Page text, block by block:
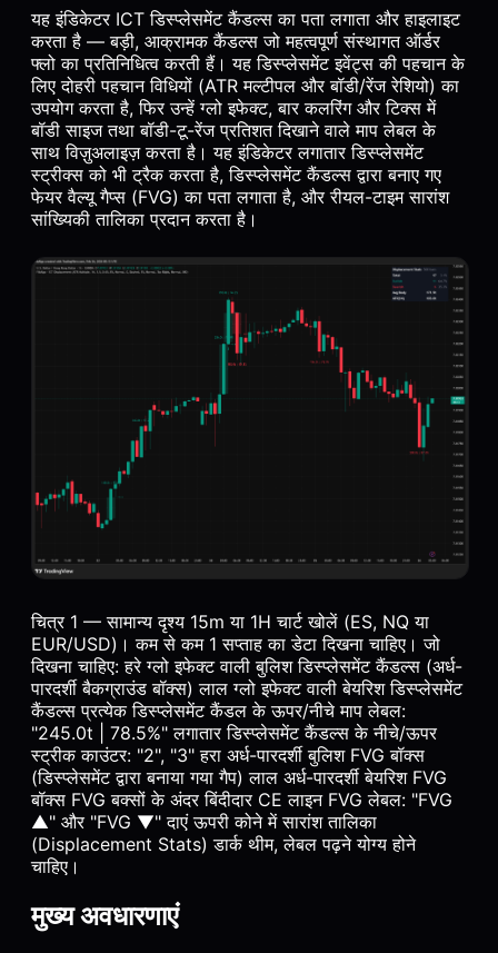
यह इंडिकेटर ICT डिस्प्लेसमेंट कैंडल्स का पता लगाता और हाइलाइट
करता है — बड़ी, आक्रामक कैंडल्स जो महत्वपूर्ण संस्थागत ऑर्डर
फ्लो का प्रतिनिधित्व करती हैं। यह डिस्प्लेसमेंट इवेंट्स की पहचान के
लिए दोहरी पहचान विधियों (ATR मल्टीपल और बॉडी/रेंज रेशियो) का
उपयोग करता है, फिर उन्हें ग्लो इफेक्ट, बार कलरिंग और टिक्स में
बॉडी साइज तथा बॉडी-टू-रेंज प्रतिशत दिखाने वाले माप लेबल के
साथ विज़ुअलाइज़ करता है। यह इंडिकेटर लगातार डिस्प्लेसमेंट
स्ट्रीक्स को भी ट्रैक करता है, डिस्प्लेसमेंट कैंडल्स द्वारा बनाए गए
फेयर वैल्यू गैप्स (FVG) का पता लगाता है, और रीयल-टाइम सारांश
सांख्यिकी तालिका प्रदान करता है।
चित्र 1 — सामान्य दृश्य 15m या 1H चार्ट खोलें (ES, NQ या
EUR/USD)। कम से कम 1 सप्ताह का डेटा दिखना चाहिए। जो
दिखना चाहिए: हरे ग्लो इफेक्ट वाली बुलिश डिस्प्लेसमेंट कैंडल्स (अर्ध-
पारदर्शी बैकग्राउंड बॉक्स) लाल ग्लो इफेक्ट वाली बेयरिश डिस्प्लेसमेंट
कैंडल्स प्रत्येक डिस्प्लेसमेंट कैंडल के ऊपर/नीचे माप लेबल:
"245.0t | 78.5%" लगातार डिस्प्लेसमेंट कैंडल्स के नीचे/ऊपर
स्ट्रीक काउंटर: "2", "3" हरा अर्ध-पारदर्शी बुलिश FVG बॉक्स
(डिस्प्लेसमेंट द्वारा बनाया गया गैप) लाल अर्ध-पारदर्शी बेयरिश FVG
बॉक्स FVG बक्सों के अंदर बिंदीदार CE लाइन FVG लेबल: "FVG
▲" और "FVG ▼" दाएं ऊपरी कोने में सारांश तालिका
(Displacement Stats) डार्क थीम, लेबल पढ़ने योग्य होने
चाहिए।
मुख्य अवधारणाएं